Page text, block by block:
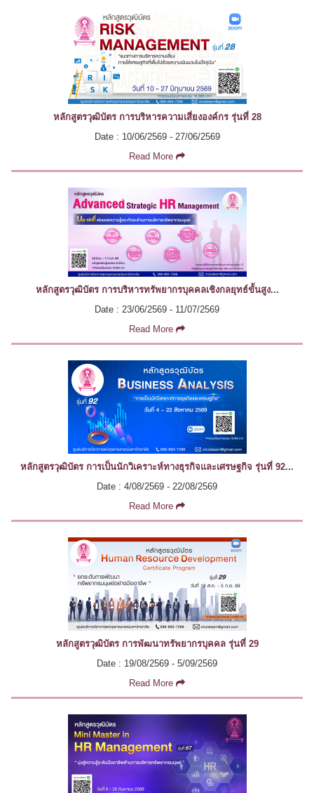
หลักสูตรวุฒิบัตร การบริหารความเสี่ยงองค์กร รุ่นที่ 28
Date : 10/06/2569 - 27/06/2569
Read More
หลักสูตรวุฒิบัตร การบริหารทรัพยากรบุคคลเชิงกลยุทธ์ขั้นสูง...
Date : 23/06/2569 - 11/07/2569
Read More
หลักสูตรวุฒิบัตร การเป็นนักวิเคราะห์ทางธุรกิจและเศรษฐกิจ รุ่นที่ 92...
Date : 4/08/2569 - 22/08/2569
Read More
หลักสูตรวุฒิบัตร การพัฒนาทรัพยากรบุคคล รุ่นที่ 29
Date : 19/08/2569 - 5/09/2569
Read More